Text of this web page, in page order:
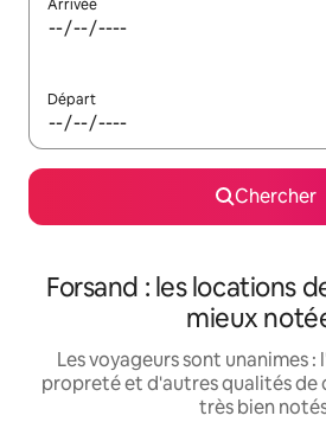
Arrivée
Départ
Chercher
Forsand : les locations
mieux
Les voyageurs sont unanimes
propreté et d'autres qualités de
très bien